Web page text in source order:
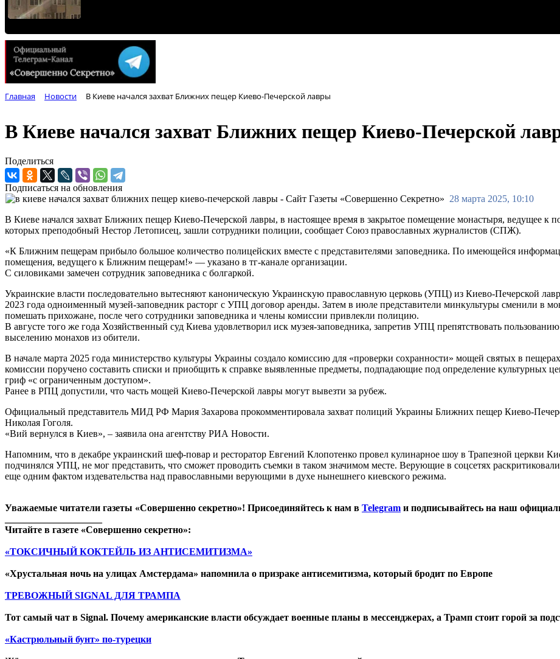
Главная Новости В Киеве начался захват Ближних пещер Киево-Печерской лавры
В Киеве начался захват Ближних пещер Киево-Печерской
Поделиться
Подписаться на обновления
28 марта 2025, 10:10
В Киеве начался захват Ближних пещер Киево-Печерской лавры, в настоящее время в закрытое помещение монастыря, ведущее к
которых преподобный Нестор Летописец, зашли сотрудники полиции, сообщает Союз православных журналистов (СПЖ).
«К Ближним пещерам прибыло большое количество полицейских вместе с представителями заповедника. По имеющейся
помещения, ведущего к Ближним пещерам!» — указано в тг-канале организации.
С силовиками замечен сотрудник заповедника с болгаркой.
Украинские власти последовательно вытесняют каноническую Украинскую православную церковь (УПЦ) из Киево-Печерской
2023 года одноименный музей-заповедник расторг с УПЦ договор аренды. Затем в июле представители минкультуры сменили в
помешать прихожане, после чего сотрудники заповедника и члены комиссии привлекли полицию.
В августе того же года Хозяйственный суд Киева удовлетворил иск музея-заповедника, запретив УПЦ препятствовать
выселению монахов из обители.
В начале марта 2025 года министерство культуры Украины создало комиссию для «проверки сохранности» мощей святых в
комиссии поручено составить списки и приобщить к справке выявленные предметы, подпадающие под определение культурных
гриф «с ограниченным доступом».
Ранее в РПЦ допустили, что часть мощей Киево-Печерской лавры могут вывезти за рубеж.
Официальный представитель МИД РФ Мария Захарова прокомментировала захват полиций Украины Ближних пещер Киево-
Николая Гоголя.
«Вий вернулся в Киев», – заявила она агентству РИА Новости.
Напомним, что в декабре украинский шеф-повар и ресторатор Евгений Клопотенко провел кулинарное шоу в Трапезной церкви
подчинялся УПЦ, не мог представить, что сможет проводить съемки в таком значимом месте. Верующие в соцсетях
еще одним фактом издевательства над православными верующими в духе нынешнего киевского режима.
Уважаемые читатели газеты «Совершенно секретно»! Присоединяйтесь к нам в Telegram и подписывайтесь на наш
Читайте в газете «Совершенно секретно»:
«ТОКСИЧНЫЙ КОКТЕЙЛЬ ИЗ АНТИСЕМИТИЗМА»
«Хрустальная ночь на улицах Амстердама» напомнила о призраке антисемитизма, который бродит по Европе
ТРЕВОЖНЫЙ SIGNAL ДЛЯ ТРАМПА
Тот самый чат в Signal. Почему американские власти обсуждает военные планы в мессенджерах, а Трамп стоит горой за
«Кастрюльный бунт» по-турецки